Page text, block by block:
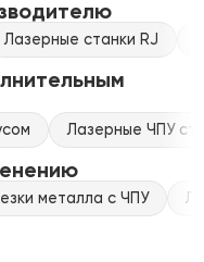
Лазерные станки RJ
Лазерные ЧПУ
металла с ЧПУ